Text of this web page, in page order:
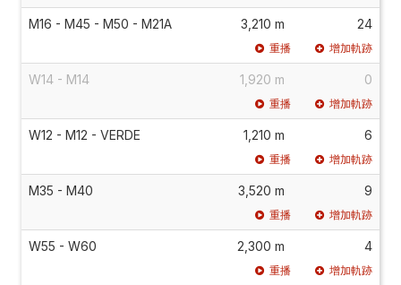
M16 - M45 - M50 - M21A 3,210 m 24
重播 增加軌跡
W14 - M14 1,920 m 0
重播 增加軌跡
W12 - M12 - VERDE 1,210 m 6
重播 增加軌跡
M35 - M40 3,520 m 9
重播 增加軌跡
W55 - W60 2,300 m 4
重播 增加軌跡